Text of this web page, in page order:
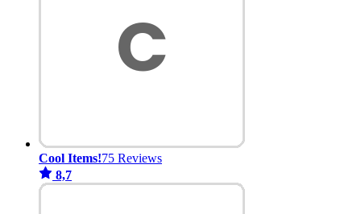
Cool Items!75 Reviews
8,7